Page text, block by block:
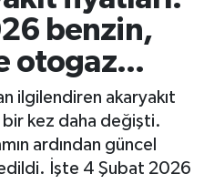
benzin,
otogaz...
ilgilendiren akaryakıt
kez daha değişti.
ardından güncel
İşte 4 Şubat 2026